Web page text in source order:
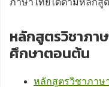
ภาษาไทยได้ตามหลักสู
หลักสูตรวิชาภา
ศึกษาตอนต้น
หลักสูตรวิชาภาษ